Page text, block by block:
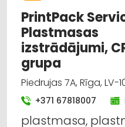
PrintPack
Plastmasas
izstrādājumi,
grupa
Piedrujas 7A, Rīga, LV-
+371 67818007
plastmasa,